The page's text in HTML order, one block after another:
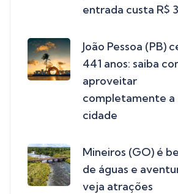
entrada custa R$
João Pessoa (PB)
441 anos: saiba
aproveitar
completamente a
cidade
Mineiros (GO) é
de águas e
veja atrações